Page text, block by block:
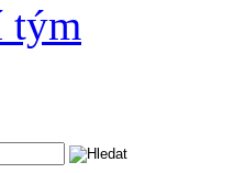
tým